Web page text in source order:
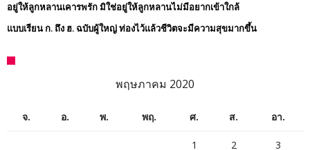
อยู่ให้ลูกหลานเคารพรัก มิใช่อยู่ให้ลูกหลานไม่มีอยากเข้าใกล้
แบบเรียน ก. ถึง ฮ. ฉบับผู้ใหญ่ ท่องไว้แล้วชีวิตจะมีความสุขมากขึ้น
พฤษภาคม 2020
จ. อ. พ. พฤ. ศ. ส. อา.
1 2 3